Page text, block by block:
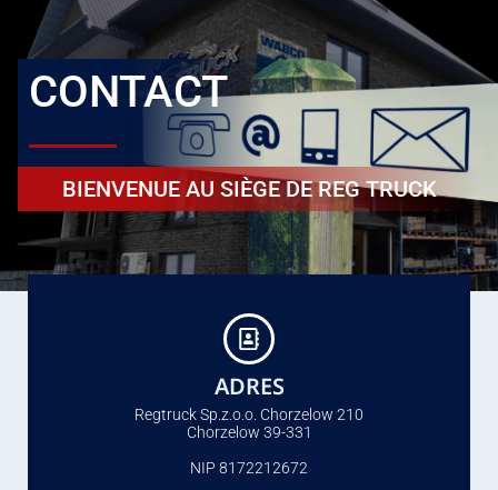
CONTACT
BIENVENUE AU SIÈGE DE REG TRUCK
ADRES
Regtruck Sp.z.o.o. Chorzelow 210
Chorzelow 39-331
NIP 8172212672